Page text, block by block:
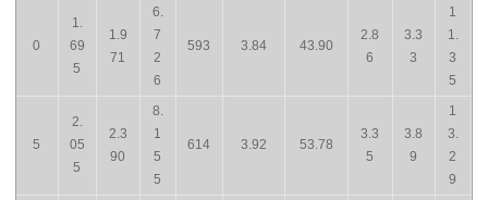
0
1.
69
5
1.9
71
6.
7
2
6
593 3.84 43.90
2.8
6
3.3
3
1
1.
3
5
5
2.
05
5
2.3
90
8.
1
5
5
614 3.92 53.78
3.3
5
3.8
9
1
3.
2
9